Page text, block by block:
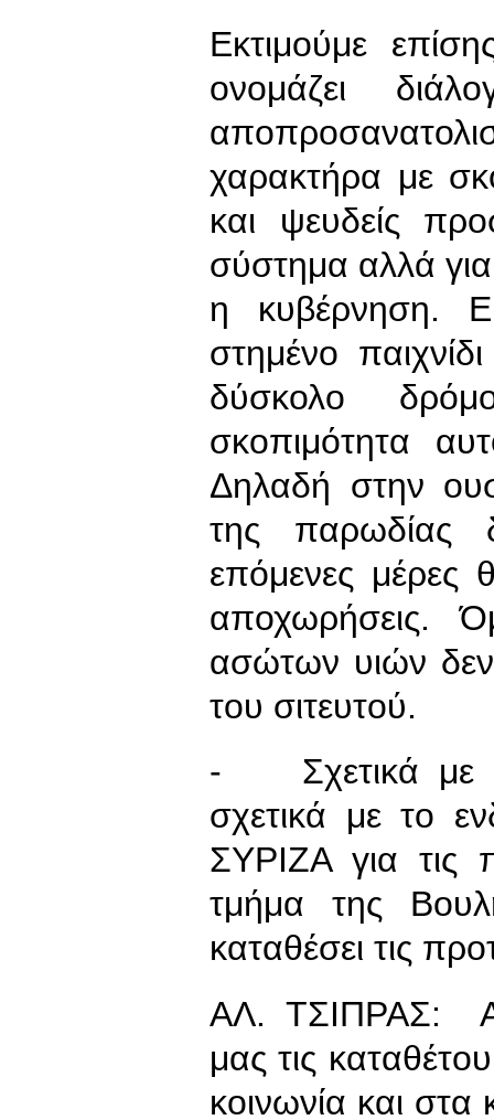
Εκτιμούμε
ονομάζει
χαρακτήρα με
και ψευδείς
σύστημα αλλά
η κυβέρνηση.
στημένο
δύσκολο
σκοπιμότητα
Δηλαδή στην
της παρωδίας
επόμενες μέρες
αποχωρήσεις.
ασώτων υιών
του σιτευτού.
- Σχετικά με
σχετικά με το
ΣΥΡΙΖΑ για τις
τμήμα της
καταθέσει τις
ΑΛ. ΤΣΙΠΡΑΣ:
μας τις
κοινωνία και